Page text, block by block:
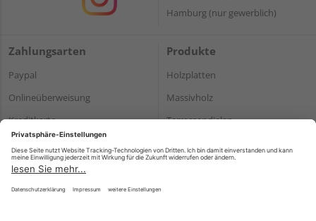
Hamburg (nur gewerblich)
Zahlungsarten
Paypal
Onlineüberweisung
Kreditkarte
*Bonität vorausgesetzt
Produkte
Holzplatten
Massivholz
Terrassendielen